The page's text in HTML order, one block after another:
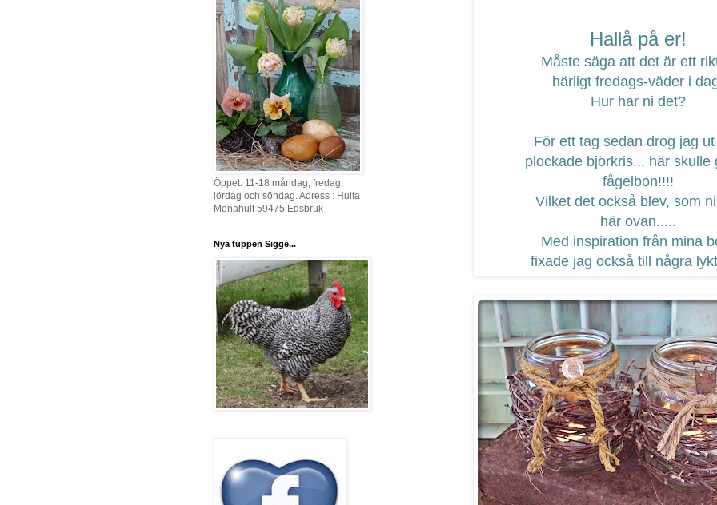
Hallå på er!
Måste säga att det är ett
härligt fredags-väder i
Hur har ni det?
För ett tag sedan drog jag
plockade björkris... här skulle
fågelbon!!!!
Vilket det också blev, som
här ovan.....
Med inspiration från mina
fixade jag också till några
Öppet: 11-18 måndag, fredag,
lördag och söndag. Adress : Hulta
Monahult 59475 Edsbruk
Nya tuppen Sigge...